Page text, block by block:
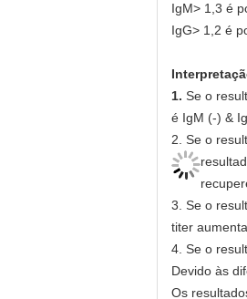
IgM> 1,3 é
IgG> 1,2 é
1. Se o
é IgM (-) &
2. Se o
3. Se o
titer
4. Se o
Devido às
Os